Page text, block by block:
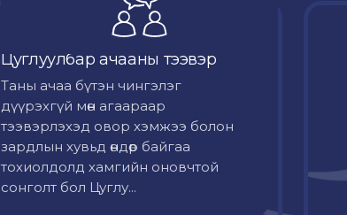
Цуглуулбар ачааны тээвэр
Таны ачаа бүтэн чингэлэг
дүүрэхгүй мөн агаараар
тээвэрлэхэд овор хэмжээ болон
зардлын хувьд өндөр байгаа
тохиолдолд хамгийн оновчтой
сонголт бол Цуглу...